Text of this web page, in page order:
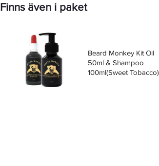
Finns även i paket
Beard Monkey Kit Oil
50ml & Shampoo
100ml(Sweet Tobacco)